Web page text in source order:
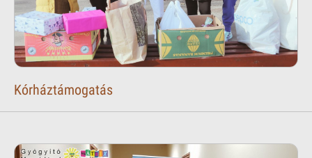
Kórháztámogatás